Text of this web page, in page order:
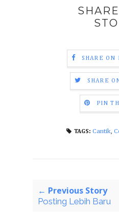
SHARE ON
SHARE
PIN
TAGS: Cantik,
← Previous Story
Posting Lebih Baru